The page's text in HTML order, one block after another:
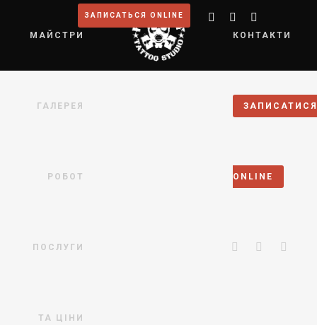
МАЙСТРИ
ГАЛЕРЕЯ
РОБОТ
ПОСЛУГИ
ТА ЦІНИ
КОНТАКТИ
ЗАПИСАТИСЯ
ONLINE
ЗАПИСАТЬСЯ ONLINE